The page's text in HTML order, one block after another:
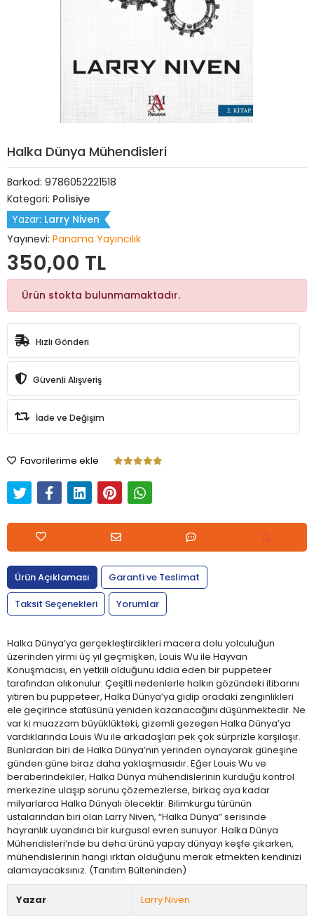
Halka Dünya Mühendisleri
Barkod: 9786052221518
Kategori: Polisiye
Yazar: Larry Niven
Yayınevi: Panama Yayıncılık
350,00 TL
Ürün stokta bulunmamaktadır.
Hızlı Gönderi
Güvenli Alışveriş
İade ve Değişim
Favorilerime ekle
Ürün Açıklaması
Garanti ve Teslimat
Taksit Seçenekleri
Yorumlar
Halka Dünya’ya gerçekleştirdikleri macera dolu yolculuğun
üzerinden yirmi üç yıl geçmişken, Louis Wu ile Hayvan
Konuşmacısı, en yetkili olduğunu iddia eden bir puppeteer
tarafından alıkonulur. Çeşitli nedenlerle halkın gözündeki itibarını
yitiren bu puppeteer, Halka Dünya’ya gidip oradaki zenginlikleri
ele geçirince statüsünü yeniden kazanacağını düşünmektedir. Ne
var ki muazzam büyüklükteki, gizemli gezegen Halka Dünya’ya
vardıklarında Louis Wu ile arkadaşları pek çok sürprizle karşılaşır.
Bunlardan biri de Halka Dünya’nın yerinden oynayarak güneşine
günden güne biraz daha yaklaşmasıdır. Eğer Louis Wu ve
beraberindekiler, Halka Dünya mühendislerinin kurduğu kontrol
merkezine ulaşıp sorunu çözemezlerse, birkaç aya kadar
milyarlarca Halka Dünyalı ölecektir. Bilimkurgu türünün
ustalarından biri olan Larry Niven, “Halka Dünya” serisinde
hayranlık uyandırıcı bir kurgusal evren sunuyor. Halka Dünya
Mühendisleri’nde bu deha ürünü yapay dünyayı keşfe çıkarken,
mühendislerinin hangi ırktan olduğunu merak etmekten kendinizi
alamayacaksınız. (Tanıtım Bülteninden)
Yazar Larry Niven